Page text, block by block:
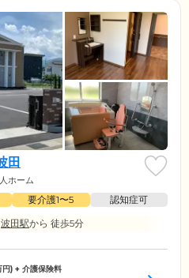
田
ホーム
要介護1〜5
認知症可
波田駅から 徒歩5分
円) + 介護保険料